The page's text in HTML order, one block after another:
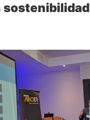
sostenibilidad